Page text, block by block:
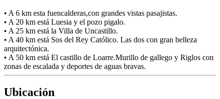
• A 6 km esta fuencalderas,con grandes vistas pasajistas.
• A 20 km está Luesia y el pozo pigalo.
• A 25 km está la Villa de Uncastillo.
• A 40 km está Sos del Rey Católico. Las dos con gran belleza
arquitectónica.
• A 50 km está El castillo de Loarre.Murillo de gallego y Riglos con
zonas de escalada y deportes de aguas bravas.
Ubicación